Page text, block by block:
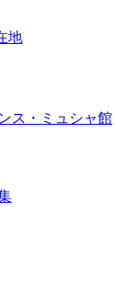
地
ス・ミュシャ館